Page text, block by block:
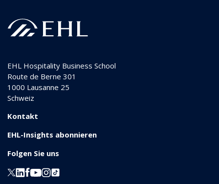
EHL Hospitality Business School
Route de Berne 301
1000 Lausanne 25
Schweiz
Kontakt
EHL-Insights abonnieren
Folgen Sie uns